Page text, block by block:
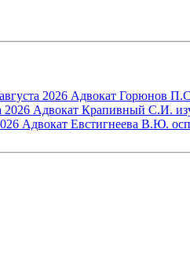
2026 Адвокат Горюнов
2026 Адвокат Крапивный С.И.
Адвокат Евстигнеева В.Ю.